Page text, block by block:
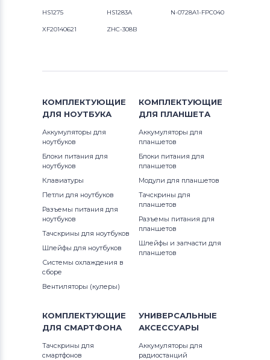
HS1275 HS1283A N-0728A1-FPC040
XF20140621 ZHC-308B
КОМПЛЕКТУЮЩИЕ
ДЛЯ НОУТБУКА
Аккумуляторы для
ноутбуков
Блоки питания для
ноутбуков
Клавиатуры
Петли для ноутбуков
Разъемы питания для
ноутбуков
Тачскрины для ноутбуков
Шлейфы для ноутбуков
Системы охлаждения в
сборе
Вентиляторы (кулеры)
КОМПЛЕКТУЮЩИЕ
ДЛЯ ПЛАНШЕТА
Аккумуляторы для
планшетов
Блоки питания для
планшетов
Модули для планшетов
Тачскрины для
планшетов
Разъемы питания для
планшетов
Шлейфы и запчасти для
планшетов
КОМПЛЕКТУЮЩИЕ
ДЛЯ СМАРТФОНА
Тачскрины для
смартфонов
УНИВЕРСАЛЬНЫЕ
АКСЕССУАРЫ
Аккумуляторы для
радиостанций